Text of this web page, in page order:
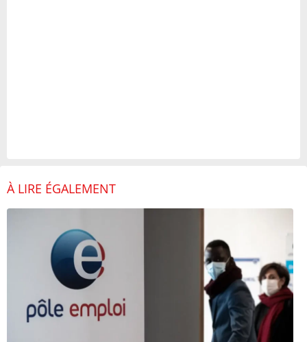
À LIRE ÉGALEMENT